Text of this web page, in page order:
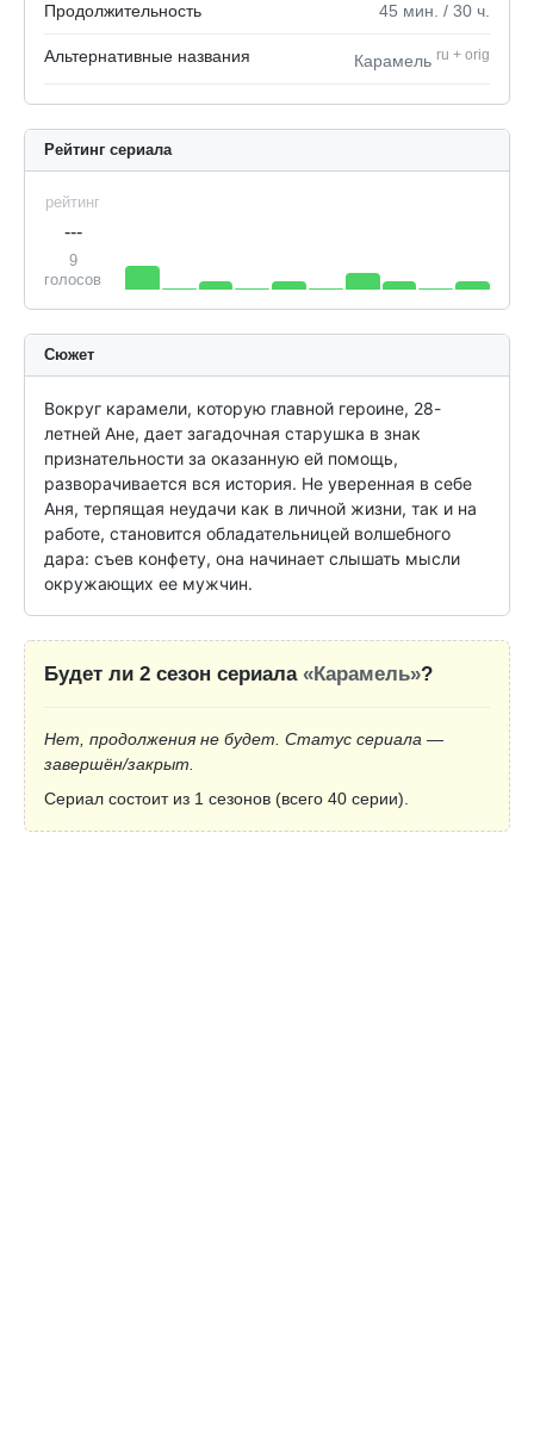
Продолжительность 45 мин. / 30 ч.
Альтернативные названия Карамель ru + orig
Рейтинг сериала
рейтинг
---
9
голосов
Сюжет
Вокруг карамели, которую главной героине, 28-
летней Ане, дает загадочная старушка в знак
признательности за оказанную ей помощь,
разворачивается вся история. Не уверенная в себе
Аня, терпящая неудачи как в личной жизни, так и на
работе, становится обладательницей волшебного
дара: съев конфету, она начинает слышать мысли
окружающих ее мужчин.
Будет ли 2 сезон сериала «Карамель»?
Нет, продолжения не будет. Статус сериала —
завершён/закрыт.
Сериал состоит из 1 сезонов (всего 40 серии).